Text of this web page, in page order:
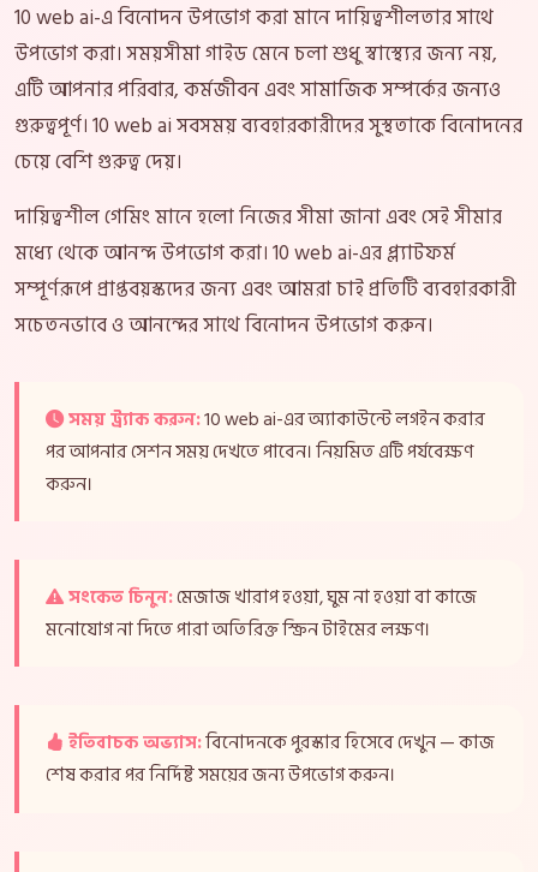
10 web ai-এ বিনোদন উপভোগ করা মানে দায়িত্বশীলতার সাথে
উপভোগ করা। সময়সীমা গাইড মেনে চলা শুধু স্বাস্থ্যের জন্য নয়,
এটি আপনার পরিবার, কর্মজীবন এবং সামাজিক সম্পর্কের জন্যও
গুরুত্বপূর্ণ। 10 web ai সবসময় ব্যবহারকারীদের সুস্থতাকে বিনোদনের
চেয়ে বেশি গুরুত্ব দেয়।
দায়িত্বশীল গেমিং মানে হলো নিজের সীমা জানা এবং সেই সীমার
মধ্যে থেকে আনন্দ উপভোগ করা। 10 web ai-এর প্ল্যাটফর্ম
সম্পূর্ণরূপে প্রাপ্তবয়স্কদের জন্য এবং আমরা চাই প্রতিটি ব্যবহারকারী
সচেতনভাবে ও আনন্দের সাথে বিনোদন উপভোগ করুন।
সময় ট্র্যাক করুন:10 web ai-এর অ্যাকাউন্টে লগইন করার
পর আপনার সেশন সময় দেখতে পাবেন। নিয়মিত এটি পর্যবেক্ষণ
করুন।
সংকেত চিনুন:মেজাজ খারাপ হওয়া, ঘুম না হওয়া বা কাজে
মনোযোগ না দিতে পারা অতিরিক্ত স্ক্রিন টাইমের লক্ষণ।
ইতিবাচক অভ্যাস:বিনোদনকে পুরস্কার হিসেবে দেখুন — কাজ
শেষ করার পর নির্দিষ্ট সময়ের জন্য উপভোগ করুন।